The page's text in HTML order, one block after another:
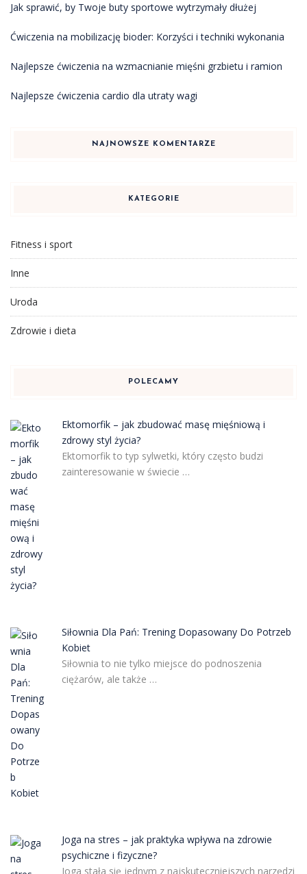
Jak sprawić, by Twoje buty sportowe wytrzymały dłużej
Ćwiczenia na mobilizację bioder: Korzyści i techniki wykonania
Najlepsze ćwiczenia na wzmacnianie mięśni grzbietu i ramion
Najlepsze ćwiczenia cardio dla utraty wagi
NAJNOWSZE KOMENTARZE
KATEGORIE
Fitness i sport
Inne
Uroda
Zdrowie i dieta
POLECAMY
Ektomorfik – jak zbudować masę mięśniową i
zdrowy styl życia?
Ektomorfik to typ sylwetki, który często budzi
zainteresowanie w świecie …
Siłownia Dla Pań: Trening Dopasowany Do Potrzeb
Kobiet
Siłownia to nie tylko miejsce do podnoszenia
ciężarów, ale także …
Joga na stres – jak praktyka wpływa na zdrowie
psychiczne i fizyczne?
Joga stała się jednym z najskuteczniejszych narzędzi